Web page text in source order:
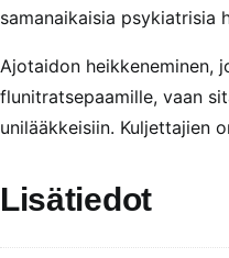
samanaikaisia ​​psykiatrisia
Ajotaidon heikkeneminen,
flunitratsepaamille, vaan
unilääkkeisiin. Kuljettajien
Lisätiedot